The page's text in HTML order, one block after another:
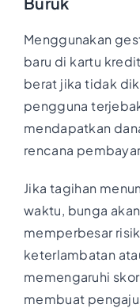
Menggunakan
baru di kartu
berat jika tidak
pengguna
mendapatkan
rencana
Jika tagihan
waktu, bunga
memperbesar
keterlambatan
memengaruhi
membuat